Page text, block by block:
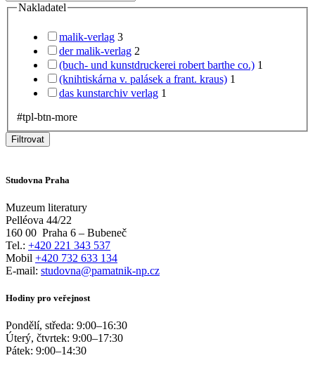
Nakladatel
malik-verlag 3
der malik-verlag 2
(buch- und kunstdruckerei robert barthe co.) 1
(knihtiskárna v. palásek a frant. kraus) 1
das kunstarchiv verlag 1
#tpl-btn-more
Filtrovat
Studovna Praha
Muzeum literatury
Pelléova 44/22
160 00 Praha 6 – Bubeneč
Tel.: +420 221 343 537
Mobil +420 732 633 134
E-mail: studovna@pamatnik-np.cz
Hodiny pro veřejnost
Pondělí, středa: 9:00–16:30
Úterý, čtvrtek: 9:00–17:30
Pátek: 9:00–14:30